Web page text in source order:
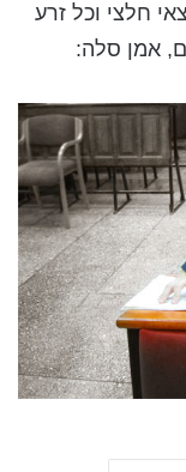
חלצי וכל זרע
אמן סלה: